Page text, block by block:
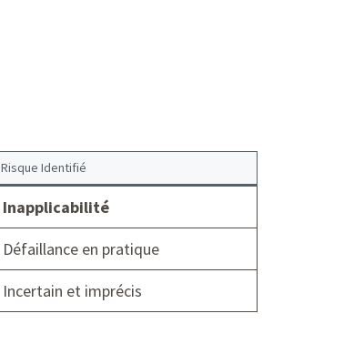
Risque Identifié
Inapplicabilité
Défaillance en pratique
Incertain et imprécis